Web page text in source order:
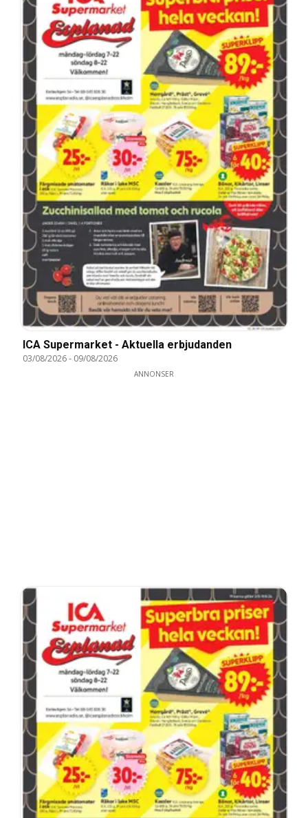
ICA Supermarket - Aktuella erbjudanden
03/08/2026- 09/08/2026
ANNONSER